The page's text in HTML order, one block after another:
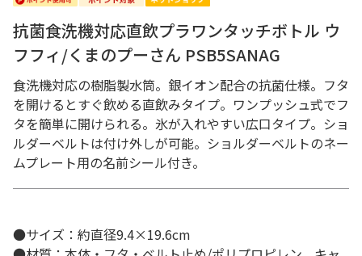
抗菌食洗機対応直飲プラワンタッチボトル ウ
フフィ/くまのプーさん PSB5SANAG
食洗機対応の樹脂製水筒。銀イオン配合の抗菌仕様。フタ
を開けるとすぐ飲める直飲みタイプ。ワンプッシュ式でフ
タを簡単に開けられる。氷が入れやすい広口タイプ。ショ
ルダーベルトは付け外しが可能。ショルダーベルトのネー
ムプレート用の名前シール付き。
●サイズ：約直径9.4×19.6cm